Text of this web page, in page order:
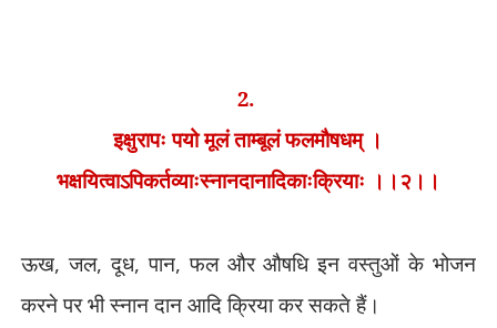
2.
इक्षुरापः पयो मूलं ताम्बूलं फलमौषधम् ।
भक्षयित्वाऽपिकर्तव्याःस्नानदानादिकाःक्रियाः ।।२।।
ऊख,जल,दूध,पान,फल और औषधि इन वस्तुओं के भोजन
करने पर भी स्नान दान आदि क्रिया कर सकते हैं।